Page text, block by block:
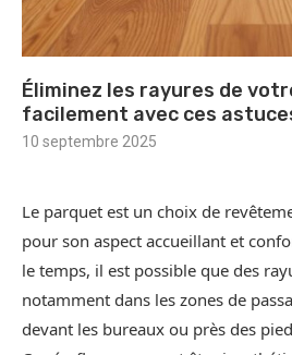
Éliminez les rayures de
facilement avec ces
10 septembre 2025
Le parquet est un choix de
pour son aspect accueillant et
le temps, il est possible que des
notamment dans les zones de
devant les bureaux ou près des